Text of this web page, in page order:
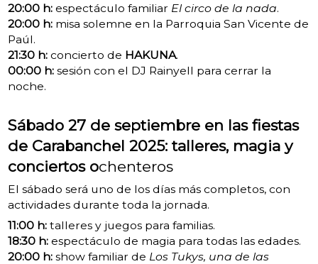
20:00 h:espectáculo familiar El circo de la nada.
20:00 h:misa solemne en la Parroquia San Vicente de
Paúl.
21:30 h:concierto de HAKUNA.
00:00 h:sesión con el DJ Rainyell para cerrar la
noche.
Sábado 27 de septiembre en las fiestas
de Carabanchel 2025: talleres, magia y
conciertos ochenteros
El sábado será uno de los días más completos, con
actividades durante toda la jornada.
11:00 h:talleres y juegos para familias.
18:30 h:espectáculo de magia para todas las edades.
20:00 h:show familiar de Los Tukys, una de las